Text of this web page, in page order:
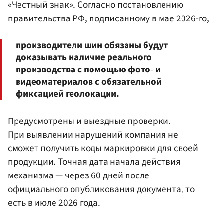
«Честный знак». Согласно постановлению
правительства РФ, подписанному в мае 2026-го,
производители шин обязаны будут
доказывать наличие реального
производства с помощью фото- и
видеоматериалов с обязательной
фиксацией геолокации.
Предусмотрены и выездные проверки.
При выявлении нарушений компания не
сможет получить коды маркировки для своей
продукции. Точная дата начала действия
механизма — через 60 дней после
официального опубликования документа, то
есть в июле 2026 года.